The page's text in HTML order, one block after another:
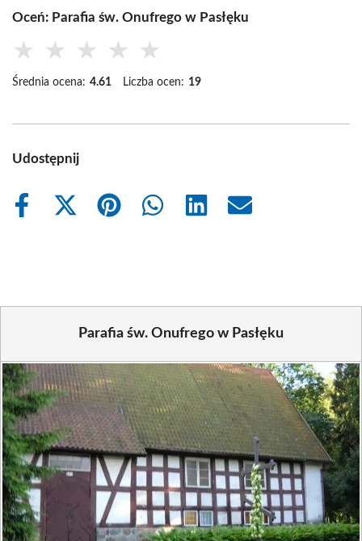
Oceń: Parafia św. Onufrego w Pasłęku
★ ★ ★ ★ ★
Średnia ocena: 4.61 Liczba ocen: 19
Udostępnij
Share
Share
Share
Share
Share
Share
Parafia św. Onufrego w Pasłęku